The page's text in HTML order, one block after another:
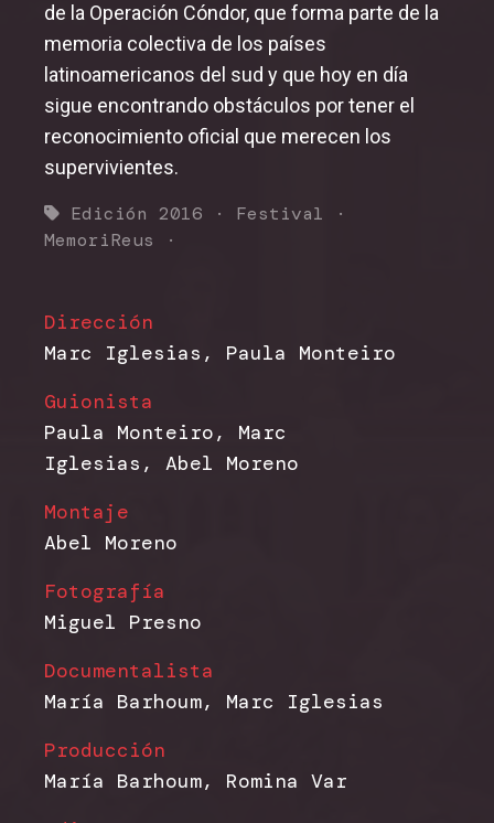
de la Operación Cóndor, que forma parte de la
memoria colectiva de los países
latinoamericanos del sud y que hoy en día
sigue encontrando obstáculos por tener el
reconocimiento oficial que merecen los
supervivientes.
Edición 2016 · Festival ·
MemoriReus ·
Dirección
Marc Iglesias, Paula Monteiro
Guionista
Paula Monteiro, Marc
Iglesias, Abel Moreno
Montaje
Abel Moreno
Fotografía
Miguel Presno
Documentalista
María Barhoum, Marc Iglesias
Producción
María Barhoum, Romina Var